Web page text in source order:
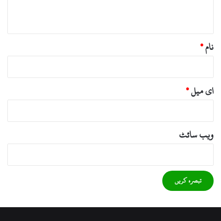
نام*
ای میل*
ویب‌ سائٹ